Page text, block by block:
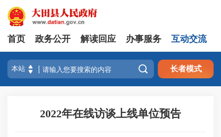
首页 政务公开 解读回应 办事服务 互动交流
 长者模式
2022年在线访谈上线单位预告